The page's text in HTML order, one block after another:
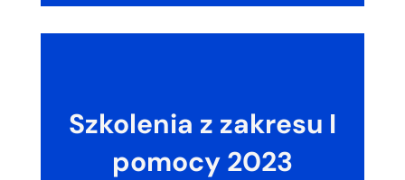
Szkolenia z zakresu I
pomocy 2023